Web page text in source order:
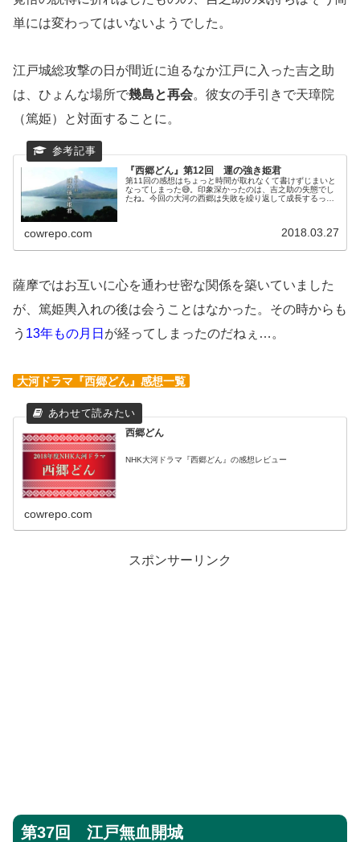
単には変わってはいないようでした。
江戸城総攻撃の日が間近に迫るなか江戸に入った吉之助
は、ひょんな場所で幾島と再会。彼女の手引きで天璋院
（篤姫）と対面することに。
『西郷どん』第12回 運の強き姫君
第11回の感想はちょっと時間が取れなくて書けずじまいと
なってしまった😅。印象深かったのは、吉之助の失態でし
たね。今回の大河の西郷は失敗を繰り返して成長するって
cowrepo.com 2018.03.27
薩摩ではお互いに心を通わせ密な関係を築いていました
が、篤姫輿入れの後は会うことはなかった。その時からも
う 13年もの月日 が経ってしまったのだねぇ…。
大河ドラマ『西郷どん』感想一覧
西郷どん
NHK大河ドラマ『西郷どん』の感想レビュー
cowrepo.com
スポンサーリンク
第37回 江戸無血開城